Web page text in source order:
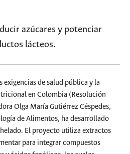
azúcares y potenciar
lácteos.
exigencias de salud pública y la
en Colombia (Resolución
Olga María Gutiérrez Céspedes,
de Alimentos, ha desarrollado
El proyecto utiliza extractos
para integrar compuestos